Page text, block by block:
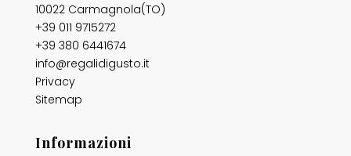
10022 Carmagnola(TO)
+39 011 9715272
+39 380 6441674
info@regalidigusto.it
Privacy
Sitemap
Informazioni